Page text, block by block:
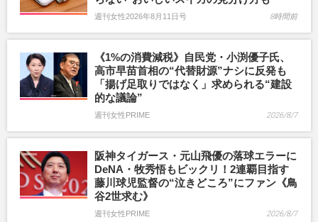
週刊女性2026年8月11日号 8時間前
《1%の消費減税》自民党・小渕優子氏、
高市早苗首相の“代替財源”ナシに反発も
「揚げ足取りではなく」求められる“建設
的な議論”
週刊女性PRIME 2026/8/7
阪神タイガース・元山飛優の落球エラーに
DeNA・牧秀悟もビックリ！2連覇目指す
藤川球児監督の“泣きどころ”にファン《鳥
谷2世求む》
週刊女性PRIME 2026/8/7